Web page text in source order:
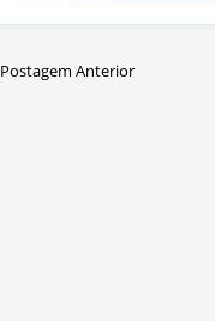
Postagem Anterior